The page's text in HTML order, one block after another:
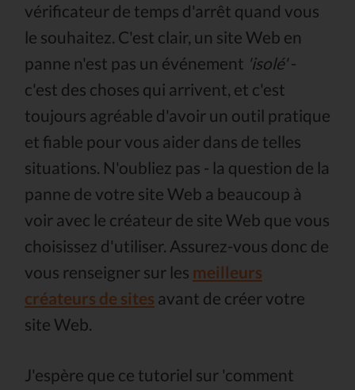
vérificateur de temps d'arrêt quand vous
le souhaitez. C'est clair, un site Web en
panne n'est pas un événement 'isolé'-
c'est des choses qui arrivent, et c'est
toujours agréable d'avoir un outil pratique
et fiable pour vous aider dans de telles
situations. N'oubliez pas - la question de la
panne de votre site Web a beaucoup à
voir avec le créateur de site Web que vous
choisissez d'utiliser. Assurez-vous donc de
vous renseigner sur les meilleurs
créateurs de sites avant de créer votre
site Web.
J'espère que ce tutoriel sur 'comment